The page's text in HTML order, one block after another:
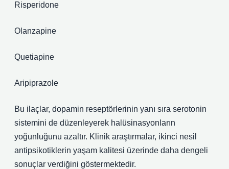
Risperidone
Olanzapine
Quetiapine
Aripiprazole
Bu ilaçlar, dopamin reseptörlerinin yanı sıra serotonin
sistemini de düzenleyerek halüsinasyonların
yoğunluğunu azaltır. Klinik araştırmalar, ikinci nesil
antipsikotiklerin yaşam kalitesi üzerinde daha dengeli
sonuçlar verdiğini göstermektedir.